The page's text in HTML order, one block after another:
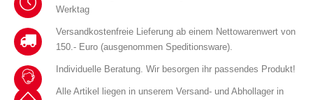
Werktag
Versandkostenfreie Lieferung ab einem Nettowarenwert von
150.- Euro (ausgenommen Speditionsware).
Individuelle Beratung. Wir besorgen ihr passendes Produkt!
Alle Artikel liegen in unserem Versand- und Abhollager in